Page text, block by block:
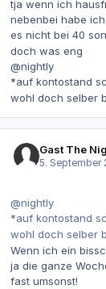
tja wenn ich
nebenbei habe
es nicht bei 40
doch was eng
@nightly
*auf kontostand
wohl doch selber
Gast The
5. September
@nightly
*auf kontostand
wohl doch selber
Wenn ich ein
ja die ganze
fast umsonst!